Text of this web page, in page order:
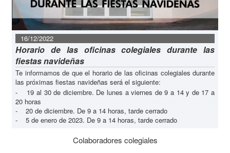
16/12/2022
Horario de las oficinas colegiales durante las
fiestas navideñas
Te informamos de que el horario de las oficinas colegiales durante
las próximas fiestas navideñas será el siguiente:
- 19 al 30 de diciembre. De lunes a viernes de 9 a 14 y de 17 a
20 horas
- 20 de diciembre. De 9 a 14 horas, tarde cerrado
- 5 de enero de 2023. De 9 a 14 horas, tarde cerrado
Colaboradores colegiales